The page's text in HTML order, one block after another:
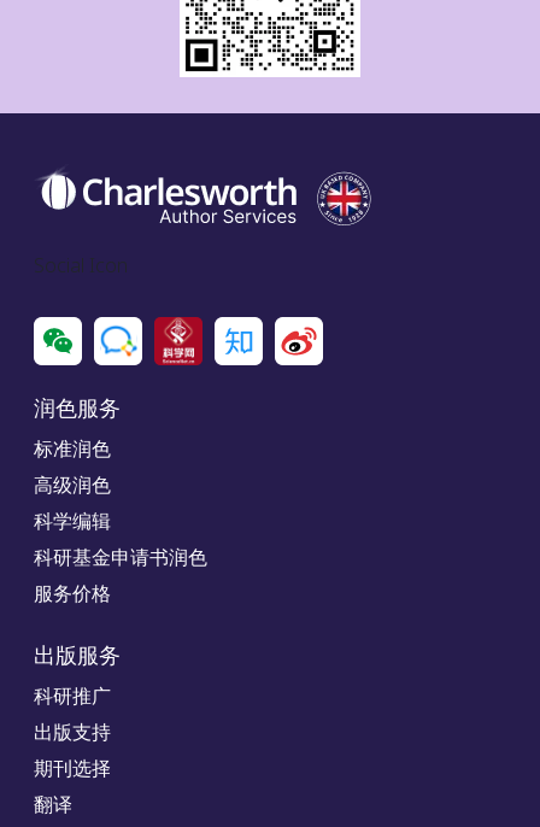
Social Icon
润色服务
标准润色
高级润色
科学编辑
科研基金申请书润色
服务价格
出版服务
科研推广
出版支持
期刊选择
翻译